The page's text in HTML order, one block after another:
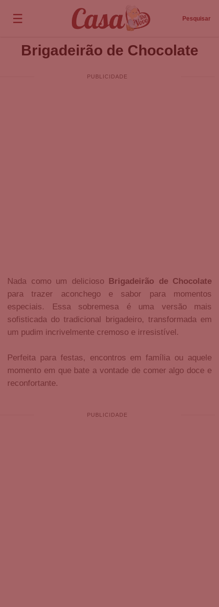
☰ Pesquisar
Brigadeirão de Chocolate
Nada como um delicioso Brigadeirão de Chocolate
para trazer aconchego e sabor para momentos
especiais. Essa sobremesa é uma versão mais
sofisticada do tradicional brigadeiro, transformada em
um pudim incrivelmente cremoso e irresistível.
Perfeita para festas, encontros em família ou aquele
momento em que bate a vontade de comer algo doce e
reconfortante.